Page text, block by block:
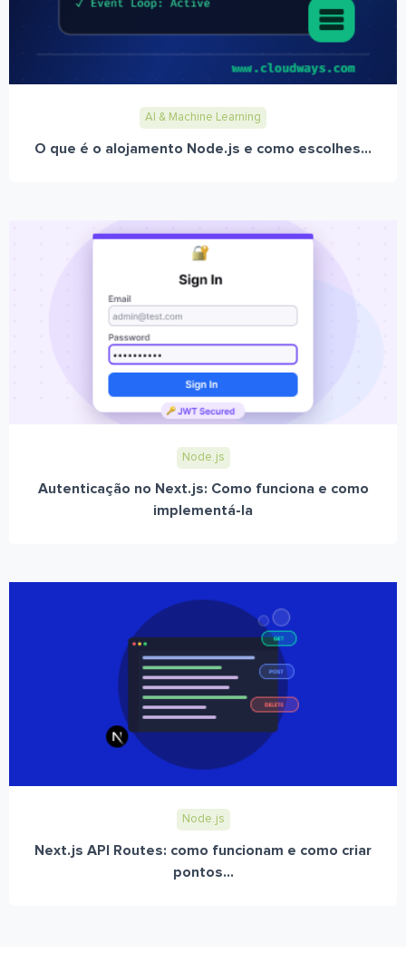
AI & Machine Learning
O que é o alojamento Node.js e como escolhes...
Node.js
Autenticação no Next.js: Como funciona e como
implementá-la
Node.js
Next.js API Routes: como funcionam e como criar
pontos...